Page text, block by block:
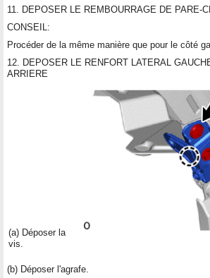
11. DEPOSER LE REMBOURRAGE DE PARE-
CONSEIL:
Procéder de la même manière que pour le côté
12. DEPOSER LE RENFORT LATERAL
ARRIERE
(a) Déposer la
vis.
(b) Déposer l'agrafe.